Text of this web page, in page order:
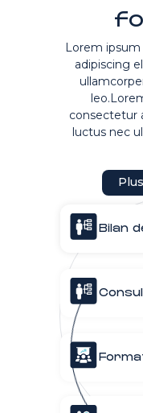
Lorem
adipiscing
consectetur
luctus nec
Bilan